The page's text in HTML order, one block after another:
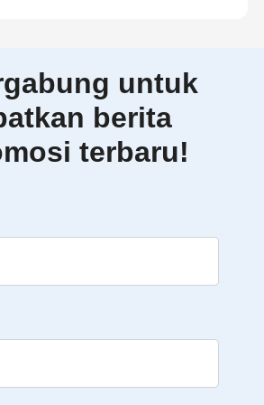
untuk
berita
terbaru!